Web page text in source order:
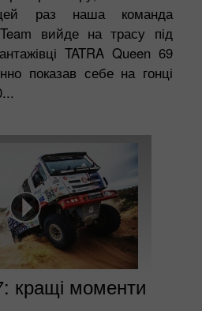
раз наша команда
вийде на трасу під
TATRA Queen 69
показав себе на гонці
кращі моменти